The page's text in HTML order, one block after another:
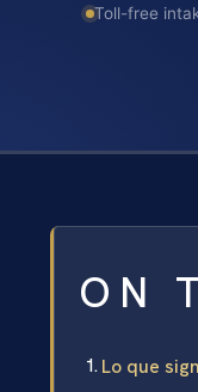
Toll-free
ON
Lo que